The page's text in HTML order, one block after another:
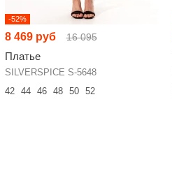
-52%
8 469 руб 16 095
Платье
SILVERSPICE S-5648
42
44 46 48 50 52